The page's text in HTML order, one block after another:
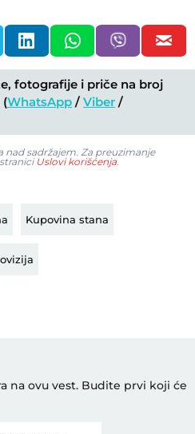
fotografije i priče na broj
(WhatsApp /Viber /
nad sadržajem. Za preuzimanje
Uslovi korišćenja
Kupovina stana
na ovu vest. Budite prvi koji će